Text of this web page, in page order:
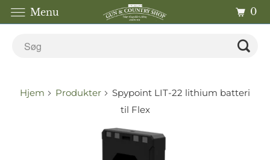
Hjem Produkter
Spypoint LIT-22 lithium batteri
til Flex
Menu 0